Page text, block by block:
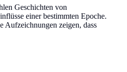
Geschichten von
einer bestimmten Epoche.
Aufzeichnungen zeigen, dass